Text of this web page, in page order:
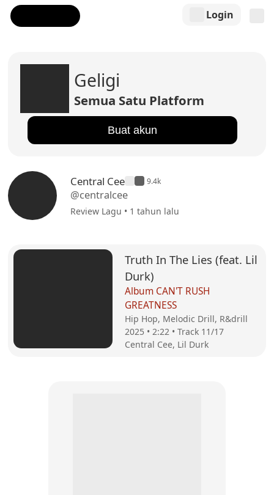
Login
Geligi
Semua Satu Platform
Buat akun
Central Cee 9.4k
@centralcee
Review Lagu • 1 tahun lalu
Truth In The Lies (feat. Lil
Durk)
Album CAN'T RUSH
GREATNESS
Hip Hop, Melodic Drill, R&drill
2025 • 2:22 • Track 11/17
Central Cee, Lil Durk